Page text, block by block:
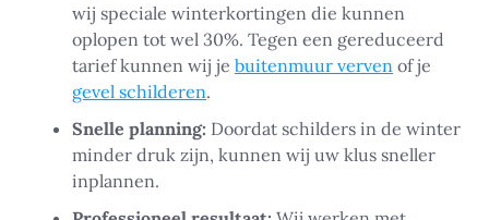
wij speciale winterkortingen die kunnen
oplopen tot wel 30%. Tegen een gereduceerd
tarief kunnen wij je buitenmuur verven of je
gevel schilderen.
Snelle planning: Doordat schilders in de winter
minder druk zijn, kunnen wij uw klus sneller
inplannen.